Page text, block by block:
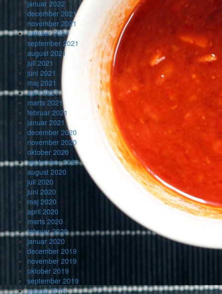
januar 2022
december 2021
november 2021
oktober 2021
september 2021
august 2021
juli 2021
juni 2021
maj 2021
april 2021
marts 2021
februar 2021
januar 2021
december 2020
november 2020
oktober 2020
september 2020
august 2020
juli 2020
juni 2020
maj 2020
april 2020
marts 2020
februar 2020
januar 2020
december 2019
november 2019
oktober 2019
september 2019
august 2019